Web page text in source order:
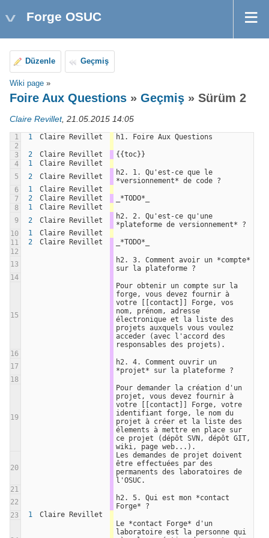
Forge OSUC
Düzenle Geçmiş
Wiki page »
Foire Aux Questions » Geçmiş » Sürüm 2
Claire Revillet, 21.05.2015 14:05
1 1 Claire Revillet
h1. Foire Aux Questions
2
3
2 Claire Revillet
{{toc}}
4
1
Claire Revillet
5
2 Claire Revillet
h2. 1. Qu'est-ce que le
*versionnement* de code ?
6
1
Claire Revillet
7
2 Claire Revillet
_*TODO*_
8
1
Claire Revillet
9
2 Claire Revillet
h2. 2. Qu'est-ce qu'une
*plateforme de versionnement* ?
10
1
Claire Revillet
11
2 Claire Revillet
_*TODO*_
12
13
h2. 3. Comment avoir un *compte*
sur la plateforme ?
14
15
Pour obtenir un compte sur la
forge, vous devez fournir à
votre [[contact]] Forge, vos
nom, prénom, adresse
électronique et la liste des
projets auxquels vous voulez
acceder (avec l'accord des
responsables des projets).
16
17
h2. 4. Comment ouvrir un
*projet* sur la plateforme ?
18
19
Pour demander la création d'un
projet, vous devez fournir à
votre [[contact]] Forge, votre
identifiant forge, le nom du
projet à créer et la liste des
élements à mettre en place sur
ce projet (dépôt SVN, dépôt GIT,
wiki, page web...).
20
Les demandes de projet doivent
être effectuées par des
permanents des laboratoires de
l'OSUC.
21
22
h2. 5. Qui est mon *contact
Forge* ?
23
1 Claire Revillet
Le *contact Forge* d'un
laboratoire est la personne qui